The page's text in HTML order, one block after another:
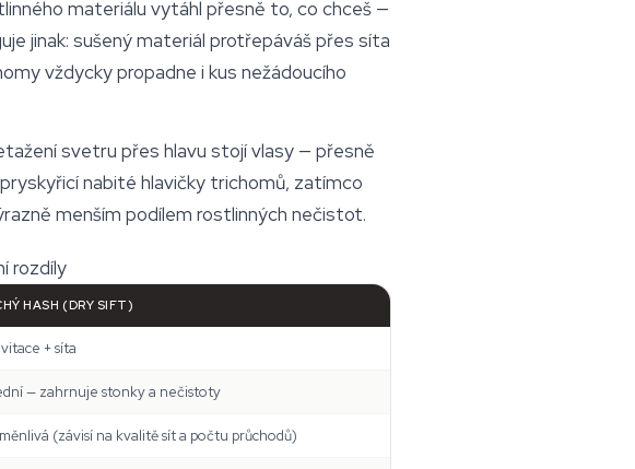
materiálu vytáhl přesně to, co chceš —
jinak: sušený materiál protřepáváš přes síta
vždycky propadne i kus nežádoucího
svetru přes hlavu stojí vlasy — přesně
nabité hlavičky trichomů, zatímco
menším podílem rostlinných nečistot.
rozdíly
HASH (DRY SIFT)
+ síta
— zahrnuje stonky a nečistoty
(závisí na kvalitě sít a počtu průchodů)